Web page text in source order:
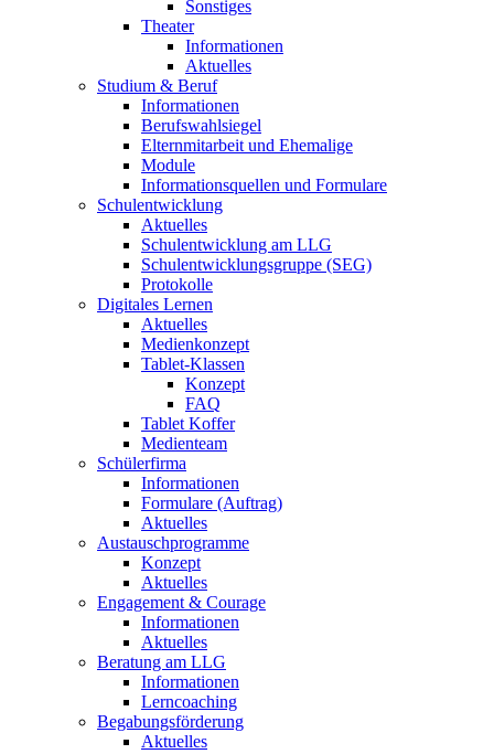
Sonstiges
Theater
Informationen
Aktuelles
Studium & Beruf
Informationen
Berufswahlsiegel
Elternmitarbeit und Ehemalige
Module
Informationsquellen und Formulare
Schulentwicklung
Aktuelles
Schulentwicklung am LLG
Schulentwicklungsgruppe (SEG)
Protokolle
Digitales Lernen
Aktuelles
Medienkonzept
Tablet-Klassen
Konzept
FAQ
Tablet Koffer
Medienteam
Schülerfirma
Informationen
Formulare (Auftrag)
Aktuelles
Austauschprogramme
Konzept
Aktuelles
Engagement & Courage
Informationen
Aktuelles
Beratung am LLG
Informationen
Lerncoaching
Begabungsförderung
Aktuelles